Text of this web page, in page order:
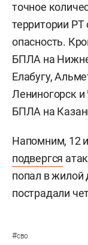
точное
территории РТ
опасность.
БПЛА на
Елабугу,
Лениногорск и
БПЛА на
Напомним, 12
подвергся
попал в жилой
пострадали
#сво